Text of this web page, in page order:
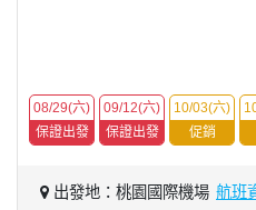
08/29(六)
保證出發
09/12(六)
保證出發
10/03(六)
促銷
出發地：桃園國際機場 航班